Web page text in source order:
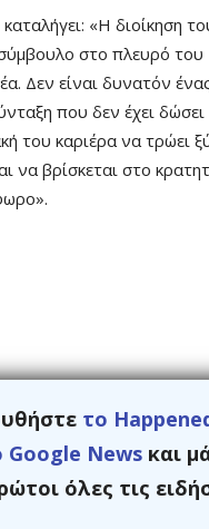
«Η διοίκηση
στο πλευρό του
Δεν είναι δυνατόν
που δεν έχει
του καριέρα να τρώει
να βρίσκεται στο
το
Google News και
όλες τις